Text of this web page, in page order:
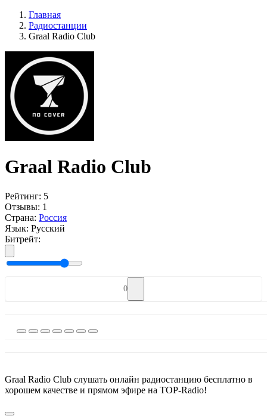
Главная
Радиостанции
Graal Radio Club
Graal Radio Club
Рейтинг: 5
Отзывы: 1
Страна: Россия
Язык: Русский
Битрейт:
0
Graal Radio Club слушать онлайн радиостанцию бесплатно в
хорошем качестве и прямом эфире на TOP-Radio!